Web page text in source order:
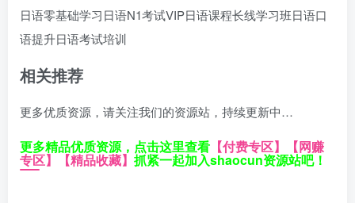
日语零基础学习日语N1考试VIP日语课程长线学习班日语口
语提升日语考试培训
相关推荐
更多优质资源，请关注我们的资源站，持续更新中…
更多精品优质资源，点击这里查看 【付费专区】 【网赚
专区】 【精品收藏】 抓紧一起加入shaocun资源站吧！